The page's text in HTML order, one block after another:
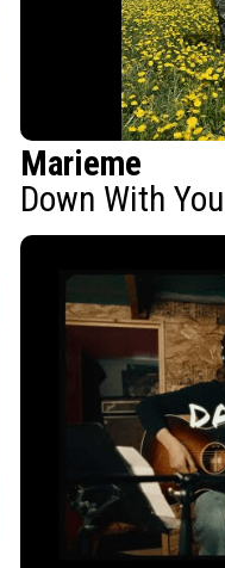
Marieme
Down With You